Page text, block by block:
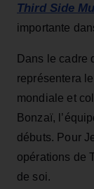
Third Side
importante
Dans le cadre
représentera
mondiale et
Bonzaï,
débuts. Pour
opérations de
de soi.